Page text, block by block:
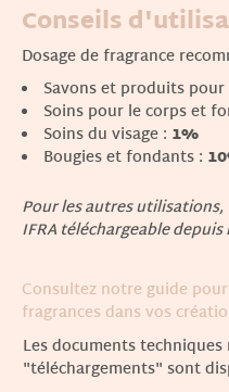
Conseils
Dosage de fragrance
Savons et produits pour
Soins pour le corps et
Soins du visage : 1%
Bougies et fondants :
Pour les autres
IFRA téléchargeable
Consultez notre guide
fragrances dans vos
Les documents
"téléchargements" sont